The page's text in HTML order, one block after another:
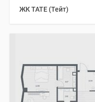
ЖК TATE (Тейт)